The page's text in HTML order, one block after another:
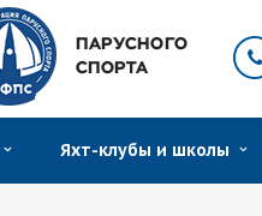
Яхт-клубы и школы